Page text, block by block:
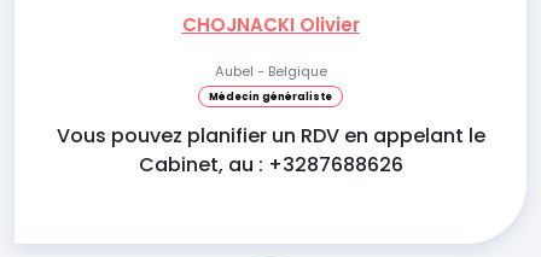
CHOJNACKI Olivier
Aubel - Belgique
Médecin généraliste
Vous pouvez planifier un RDV en appelant le
Cabinet, au : +3287688626